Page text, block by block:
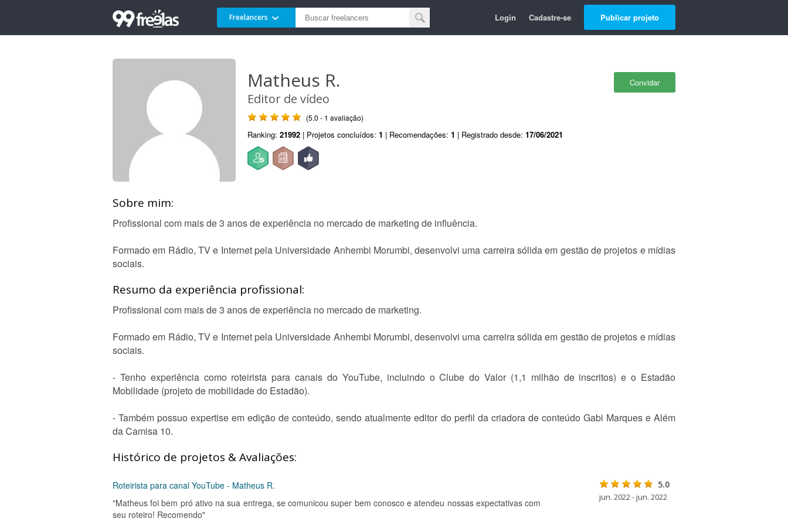
Freelancers Login Cadastre-se Publicar projeto
Convidar
Matheus R.
Editor de vídeo
(5.0 - 1 avaliação)
Ranking: 21992 | Projetos concluídos: 1 | Recomendações: 1 | Registrado desde: 17/06/2021
Sobre mim:
Profissional com mais de 3 anos de experiência no mercado de marketing de influência.
Formado em Rádio, TV e Internet pela Universidade Anhembi Morumbi, desenvolvi uma carreira sólida em gestão de projetos e mídias
sociais.
Resumo da experiência profissional:
Profissional com mais de 3 anos de experiência no mercado de marketing.
Formado em Rádio, TV e Internet pela Universidade Anhembi Morumbi, desenvolvi uma carreira sólida em gestão de projetos e mídias
sociais.
- Tenho experiência como roteirista para canais do YouTube, incluindo o Clube do Valor (1,1 milhão de inscritos) e o Estadão
Mobilidade (projeto de mobilidade do Estadão).
- Também possuo expertise em edição de conteúdo, sendo atualmente editor do perfil da criadora de conteúdo Gabi Marques e Além
da Camisa 10.
Histórico de projetos & Avaliações:
Roteirista para canal YouTube - Matheus R.
"Matheus foi bem pró ativo na sua entrega, se comunicou super bem conosco e atendeu nossas expectativas com
seu roteiro! Recomendo"
5.0
jun. 2022 - jun. 2022